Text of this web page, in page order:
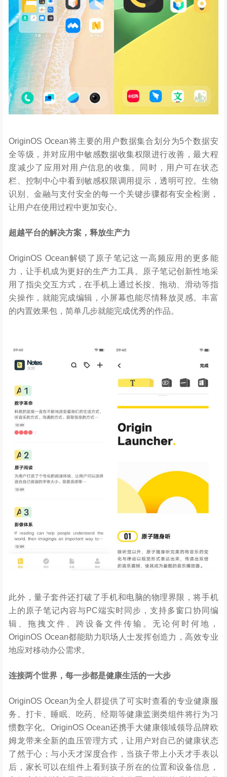
OriginOS Ocean将主要的用户数据集合划分为5个数据安
全等级，并对应用中敏感数据收集权限进行改善，最大程
度减少了应用对用户信息的收集。同时，用户可在状态
栏、控制中心中看到敏感权限调用提示，透明可控。生物
识别、金融与支付安全的每一个关键步骤都有安全检测，
让用户在使用过程中更加安心。
超越平台的解决方案，释放生产力
OriginOS Ocean解锁了原子笔记这一高频应用的更多能
力，让手机成为更好的生产力工具。原子笔记创新性地采
用了指尖交互方式，在手机上通过长按、拖动、滑动等指
尖操作，就能完成编辑，小屏幕也能尽情释放灵感。丰富
的内置效果包，简单几步就能完成优秀的作品。
此外，量子套件还打破了手机和电脑的物理界限，将手机
上的原子笔记内容与PC端实时同步，支持多窗口协同编
辑、拖拽文件、跨设备文件传输。无论何时何地，
OriginOS Ocean都能助力职场人士发挥创造力，高效专业
地应对移动办公需求。
连接两个世界，每一步都是健康生活的一大步
OriginOS Ocean为全人群提供了可实时查看的专业健康服
务。打卡、睡眠、吃药、经期等健康监测类组件将行为习
惯数字化。OriginOS Ocean还携手大健康领域领导品牌欧
姆龙带来全新的血压管理方式，让用户对自己的健康状态
了然于心；与小天才深度合作，当孩子带上小天才手表以
后，家长可以在组件上看到孩子所在的位置和设备信息，